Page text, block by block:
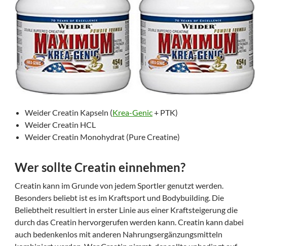
Weider Creatin Kapseln (Krea-Genic+ PTK)
Weider Creatin HCL
Weider Creatin Monohydrat (Pure Creatine)
Wer sollte Creatin einnehmen?
Creatin kann im Grunde von jedem Sportler genutzt werden.
Besonders beliebt ist es im Kraftsport und Bodybuilding. Die
Beliebtheit resultiert in erster Linie aus einer Kraftsteigerung die
durch das Creatin hervorgerufen werden kann. Creatin kann dabei
auch bedenkenlos mit anderen Nahrungsergänzungsmitteln